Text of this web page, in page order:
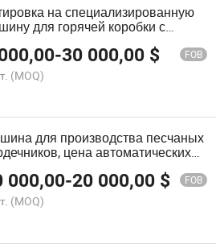
на специализированную
для горячей коробки с
-30 000,00 $ FOB
(MOQ)
для производства песчаных
цена автоматических
000,00-20 000,00 $ FOB
(MOQ)